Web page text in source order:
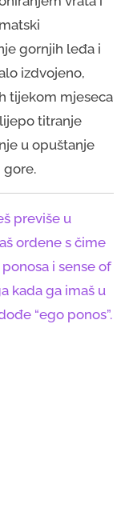
gornjih leđa i
izdvojeno,
tijekom mjeseca
titranje
u opuštanje
gore.
previše u
ordene s čime
i sense of
kada ga imaš u
“ego ponos”.